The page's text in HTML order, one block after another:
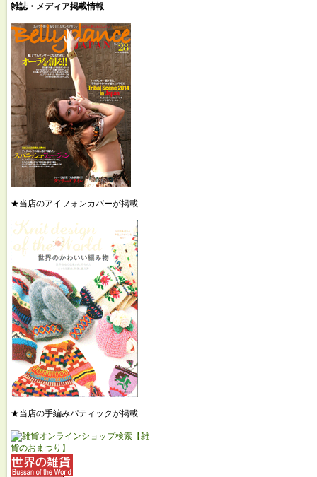
雑誌・メディア掲載情報
★当店のアイフォンカバーが掲載
★当店の手編みパティックが掲載